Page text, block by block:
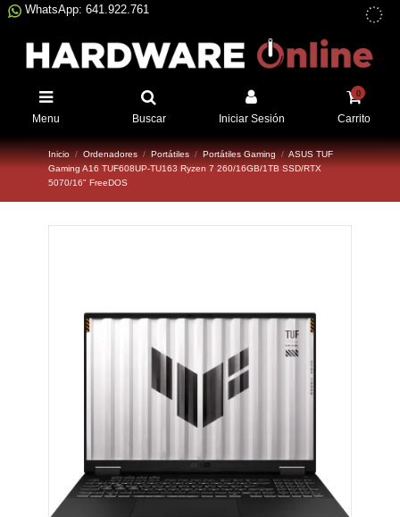
WhatsApp: 641.922.761
Menu Buscar Iniciar Sesión
0
Carrito
Inicio Ordenadores Portátiles Portátiles Gaming
ASUS TUF
Gaming A16 TUF608UP-TU163 Ryzen 7 260/16GB/1TB SSD/RTX
5070/16" FreeDOS